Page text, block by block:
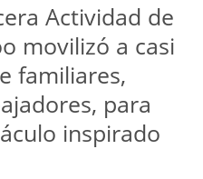
Actividad de
movilizó a casi
familiares,
para
inspirado